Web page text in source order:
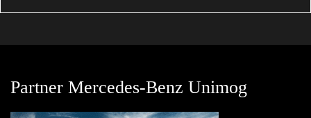
Partner Mercedes-Benz Unimog